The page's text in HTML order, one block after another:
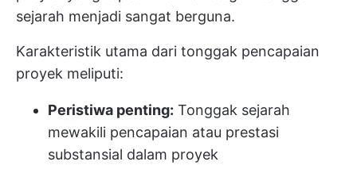
sejarah menjadi sangat berguna.
Karakteristik utama dari tonggak pencapaian
proyek meliputi:
Peristiwa penting: Tonggak sejarah
mewakili pencapaian atau prestasi
substansial dalam proyek